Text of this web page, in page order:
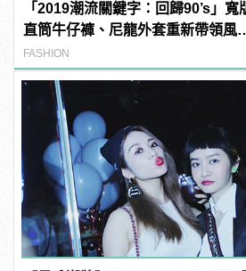
「2019潮流關鍵字：回歸90’s」寬
直筒牛仔褲、尼龍外套重新帶領風
潮！
FASHION